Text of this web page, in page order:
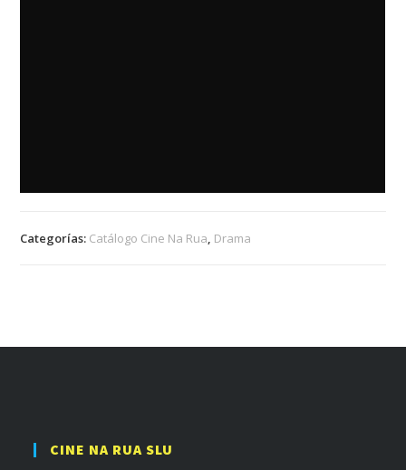
Categorías: Catálogo Cine Na Rua, Drama
CINE NA RUA SLU